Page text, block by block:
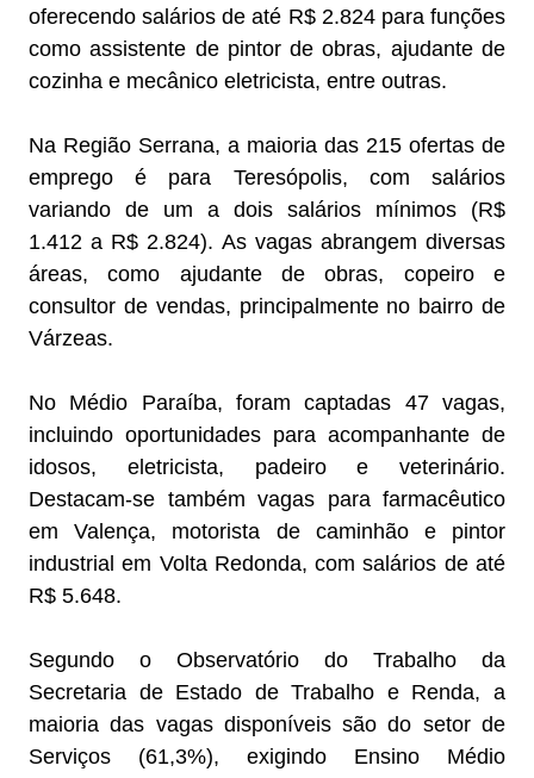
oferecendo salários de até R$ 2.824 para funções
como assistente de pintor de obras, ajudante de
cozinha e mecânico eletricista, entre outras.
Na Região Serrana, a maioria das 215 ofertas de
emprego é para Teresópolis, com salários
variando de um a dois salários mínimos (R$
1.412 a R$ 2.824). As vagas abrangem diversas
áreas, como ajudante de obras, copeiro e
consultor de vendas, principalmente no bairro de
Várzeas.
No Médio Paraíba, foram captadas 47 vagas,
incluindo oportunidades para acompanhante de
idosos, eletricista, padeiro e veterinário.
Destacam-se também vagas para farmacêutico
em Valença, motorista de caminhão e pintor
industrial em Volta Redonda, com salários de até
R$ 5.648.
Segundo o Observatório do Trabalho da
Secretaria de Estado de Trabalho e Renda, a
maioria das vagas disponíveis são do setor de
Serviços (61,3%), exigindo Ensino Médio